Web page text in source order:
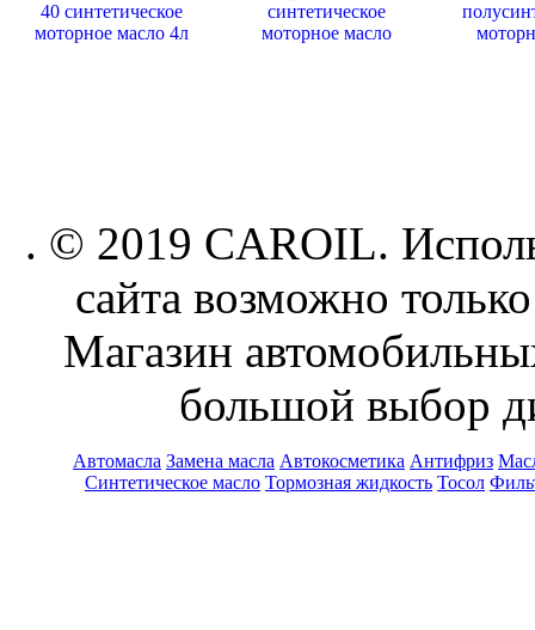
. © 2019 CAROIL.
сайта возможно
Магазин
большой выбор
Автомасла Замена масла Автокосметика Антифриз
Синтетическое масло Тормозная жидкость Тосол